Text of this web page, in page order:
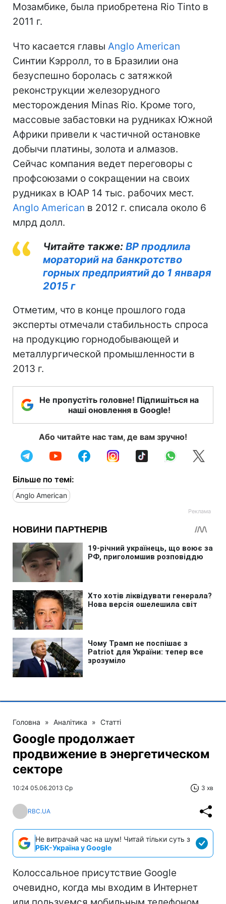
Мозамбике, была приобретена Rio Tinto в
2011 г.
Что касается главы Anglo American
Синтии Кэрролл, то в Бразилии она
безуспешно боролась с затяжкой
реконструкции железорудного
месторождения Minas Rio. Кроме того,
массовые забастовки на рудниках Южной
Африки привели к частичной остановке
добычи платины, золота и алмазов.
Сейчас компания ведет переговоры с
профсоюзами о сокращении на своих
рудниках в ЮАР 14 тыс. рабочих мест.
Anglo American в 2012 г. списала около 6
млрд долл.
Читайте также: ВР продлила
мораторий на банкротство
горных предприятий до 1 января
2015 г
Отметим, что в конце прошлого года
эксперты отмечали стабильность спроса
на продукцию горнодобывающей и
металлургической промышленности в
2013 г.
Не пропустіть головне! Підпишіться на
наші оновлення в Google!
Або читайте нас там, де вам зручно!
Більше по темі:
Anglo American
Головна » Аналітика » Статті
Google продолжает
продвижение в энергетическом
секторе
10:24 05.06.2013 Ср 3 хв
RBC.UA
Не витрачай час на шум! Читай тільки суть з
РБК-Україна у Google
Колоссальное присутствие Google
очевидно, когда мы входим в Интернет